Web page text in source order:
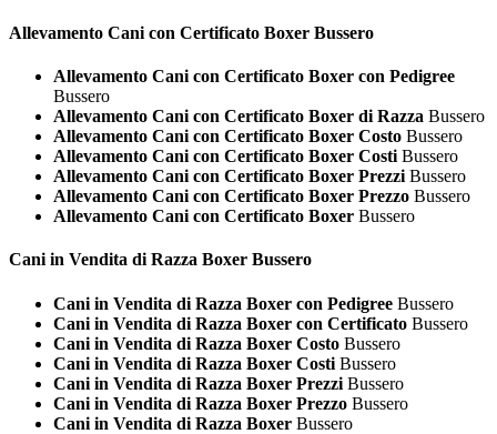
Allevamento Cani con Certificato Boxer Bussero
Allevamento Cani con Certificato Boxer con Pedigree
Bussero
Allevamento Cani con Certificato Boxer di Razza Bussero
Allevamento Cani con Certificato Boxer Costo Bussero
Allevamento Cani con Certificato Boxer Costi Bussero
Allevamento Cani con Certificato Boxer Prezzi Bussero
Allevamento Cani con Certificato Boxer Prezzo Bussero
Allevamento Cani con Certificato Boxer Bussero
Cani in Vendita di Razza Boxer Bussero
Cani in Vendita di Razza Boxer con Pedigree Bussero
Cani in Vendita di Razza Boxer con Certificato Bussero
Cani in Vendita di Razza Boxer Costo Bussero
Cani in Vendita di Razza Boxer Costi Bussero
Cani in Vendita di Razza Boxer Prezzi Bussero
Cani in Vendita di Razza Boxer Prezzo Bussero
Cani in Vendita di Razza Boxer Bussero